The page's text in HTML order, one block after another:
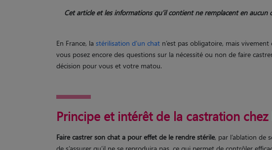
Cet article et les informations qu’il contient ne remplacent en
En France, la stérilisation d’un chat n’est pas obligatoire, mais
vous posez encore des questions sur la nécessité ou non de faire
décision pour vous et votre matou.
Principe et intérêt de la castration chez
Faire castrer son chat a pour effet de le rendre stérile, par l’ablation de
de s’assurer qu’il ne se reproduira pas, ce qui permet de contrôler